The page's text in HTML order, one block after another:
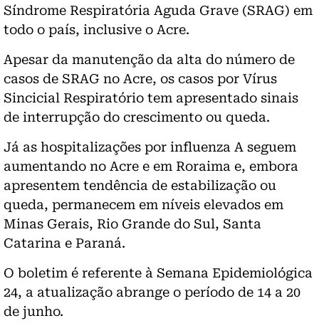
Síndrome Respiratória Aguda Grave (SRAG) em
todo o país, inclusive o Acre.
Apesar da manutenção da alta do número de
casos de SRAG no Acre, os casos por Vírus
Sincicial Respiratório tem apresentado sinais
de interrupção do crescimento ou queda.
Já as hospitalizações por influenza A seguem
aumentando no Acre e em Roraima e, embora
apresentem tendência de estabilização ou
queda, permanecem em níveis elevados em
Minas Gerais, Rio Grande do Sul, Santa
Catarina e Paraná.
O boletim é referente à Semana Epidemiológica
24, a atualização abrange o período de 14 a 20
de junho.